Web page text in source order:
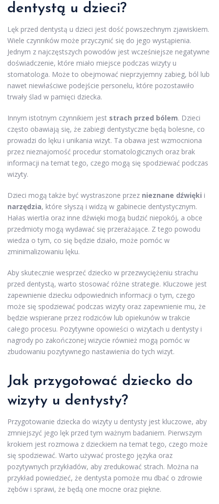
dentystą u dzieci?
Lęk przed dentystą u dzieci jest dość powszechnym zjawiskiem.
Wiele czynników może przyczynić się do jego wystąpienia.
Jednym z najczęstszych powodów jest wcześniejsze negatywne
doświadczenie, które miało miejsce podczas wizyty u
stomatologa. Może to obejmować nieprzyjemny zabieg, ból lub
nawet niewłaściwe podejście personelu, które pozostawiło
trwały ślad w pamięci dziecka.
Innym istotnym czynnikiem jest strach przed bólem. Dzieci
często obawiają się, że zabiegi dentystyczne będą bolesne, co
prowadzi do lęku i unikania wizyt. Ta obawa jest wzmocniona
przez nieznajomość procedur stomatologicznych oraz brak
informacji na temat tego, czego mogą się spodziewać podczas
wizyty.
Dzieci mogą także być wystraszone przez nieznane dźwięki i
narzędzia, które słyszą i widzą w gabinecie dentystycznym.
Hałas wiertła oraz inne dźwięki mogą budzić niepokój, a obce
przedmioty mogą wydawać się przerażające. Z tego powodu
wiedza o tym, co się będzie działo, może pomóc w
zminimalizowaniu lęku.
Aby skutecznie wesprzeć dziecko w przezwyciężeniu strachu
przed dentystą, warto stosować różne strategie. Kluczowe jest
zapewnienie dziecku odpowiednich informacji o tym, czego
może się spodziewać podczas wizyty oraz zapewnienie mu, że
będzie wspierane przez rodziców lub opiekunów w trakcie
całego procesu. Pozytywne opowieści o wizytach u dentysty i
nagrody po zakończonej wizycie również mogą pomóc w
zbudowaniu pozytywnego nastawienia do tych wizyt.
Jak przygotować dziecko do
wizyty u dentysty?
Przygotowanie dziecka do wizyty u dentysty jest kluczowe, aby
zmniejszyć jego lęk przed tym ważnym badaniem. Pierwszym
krokiem jest rozmowa z dzieckiem na temat tego, czego może
się spodziewać. Warto używać prostego języka oraz
pozytywnych przykładów, aby zredukować strach. Można na
przykład powiedzieć, że dentysta pomoże mu dbać o zdrowie
zębów i sprawi, że będą one mocne oraz piękne.